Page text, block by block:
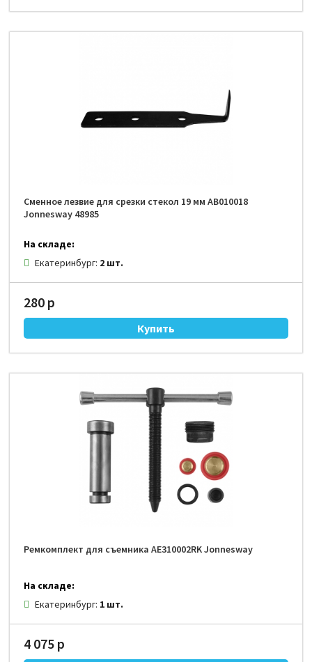
Сменное лезвие для срезки стекол 19 мм AB010018
Jonnesway 48985
На складе:
Екатеринбург: 2 шт.
280 р
Ремкомплект для съемника AE310002RK Jonnesway
На складе:
Екатеринбург: 1 шт.
4 075 р